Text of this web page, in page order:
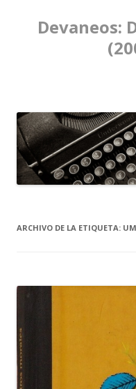
Devaneos:
ARCHIVO DE LA ETIQUETA: